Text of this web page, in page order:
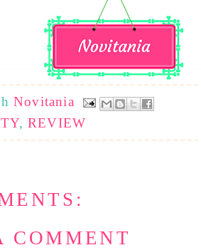
Novitania
,REVIEW
COMMENT